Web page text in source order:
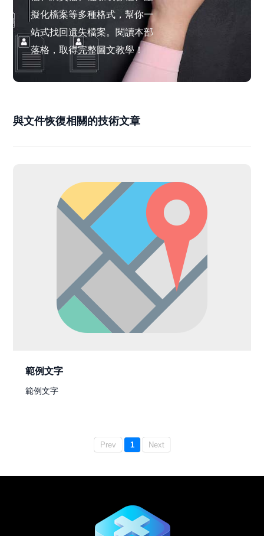
擬化檔案等多種格式，幫你一
站式找回遺失檔案。閱讀本部
落格，取得完整圖文教學！
與文件恢復相關的技術文章
範例文字
範例文字
Prev 1 Next